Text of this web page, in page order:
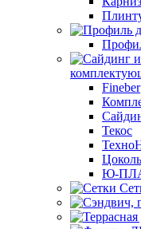
Fineber
Текос
Ю-